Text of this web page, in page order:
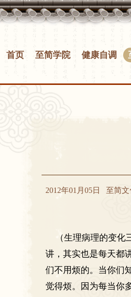
首页 至简学院 健康自调
2012年01月05日 至简文
（生理病理的变化
讲，其实也是每天都
们不用烦的。当你们
觉得烦。因为每当你